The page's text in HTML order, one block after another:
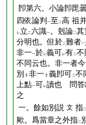
卽第六。小論卽毘
四依論判 一至 二高 祖
レ立 二六識一。剋論二其
分明也。但於二難者一
非一一於レ義可レ有二不
不同云也。非一者
別
ト 非一 ト 義卽可二不
上點一可レ讀也 問答
之
一。餘如別説 文 指二
歟。爲當章之外指二